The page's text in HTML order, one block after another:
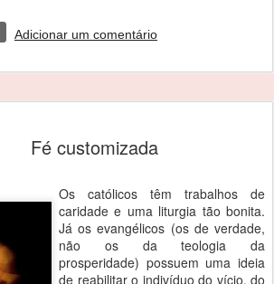
Adicionar um comentário
Fé customizada
Os católicos têm trabalhos de
caridade e uma liturgia tão bonita.
Já os evangélicos (os de verdade,
não os da teologia da
prosperidade) possuem uma ideia
de reabilitar o indivíduo do vício, do